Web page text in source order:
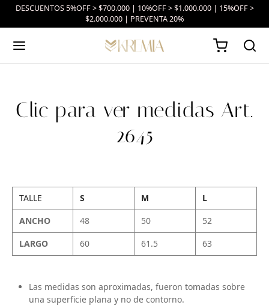
DESCUENTOS 5%OFF > $700.000 | 10%OFF > $1.000.000 | 15%OFF >
$2.000.000 | PREVENTA 20%
Clic para ver medidas Art.
2645
TALLE S M
L
ANCHO
48 50
52
LARGO
60 61.5 63
Las medidas son aproximadas, fueron tomadas sobre
una superficie plana y no de contorno.